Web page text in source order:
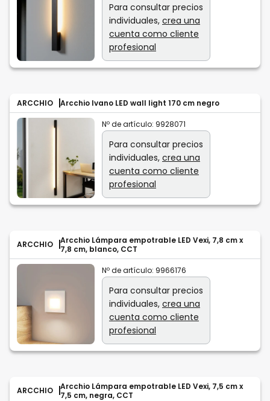
Para consultar precios
individuales, crea una
cuenta como cliente
profesional
ARCCHIO Arcchio Ivano LED wall light 170 cm negro
Nº de artículo: 9928071
Para consultar precios
individuales, crea una
cuenta como cliente
profesional
ARCCHIO
Arcchio Lámpara empotrable LED Vexi, 7,8 cm x
7,8 cm, blanco, CCT
Nº de artículo: 9966176
Para consultar precios
individuales, crea una
cuenta como cliente
profesional
ARCCHIO
Arcchio Lámpara empotrable LED Vexi, 7,5 cm x
7,5 cm, negra, CCT